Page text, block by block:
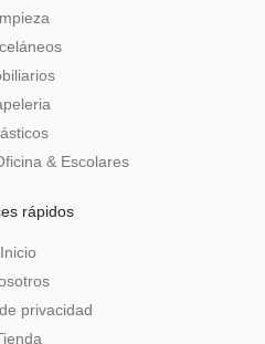
& Escolares
rápidos
Inicio
privacidad